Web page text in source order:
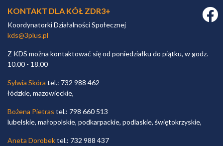
KONTAKT DLA KÓŁ ZDR3+
Koordynatorki Działalności Społecznej
kds@3plus.pl
Z KDS można kontaktować się od poniedziałku do piątku, w godz.
10.00 - 18.00
Sylwia Skóra tel.: 732 988 462
łódzkie, mazowieckie,
Bożena Pietras tel.: 798 660 513
lubelskie, małopolskie, podkarpackie, podlaskie, świętokrzyskie,
Aneta Dorobektel.: 732 988 437